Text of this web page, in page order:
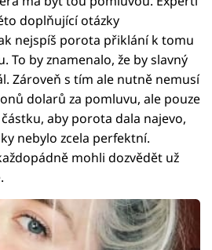
doplňující otázky
nejspíš porota přiklání k tomu
To by znamenalo, že by slavný
Zároveň s tím ale nutně nemusí
dolarů za pomluvu, ale pouze
aby porota dala najevo,
nebylo zcela perfektní.
mohli dozvědět už